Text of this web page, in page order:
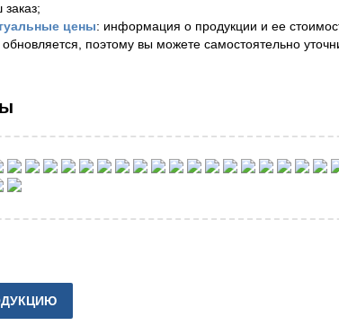
цены: информация о продукции и ее
обновляется, поэтому вы можете самостоятельно